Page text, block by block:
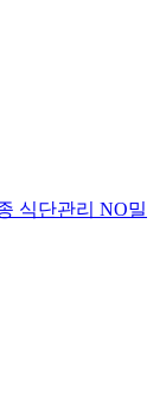
식단관리 NO밀